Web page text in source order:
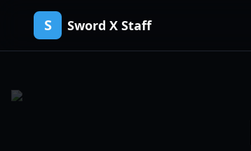
S Sword X Staff